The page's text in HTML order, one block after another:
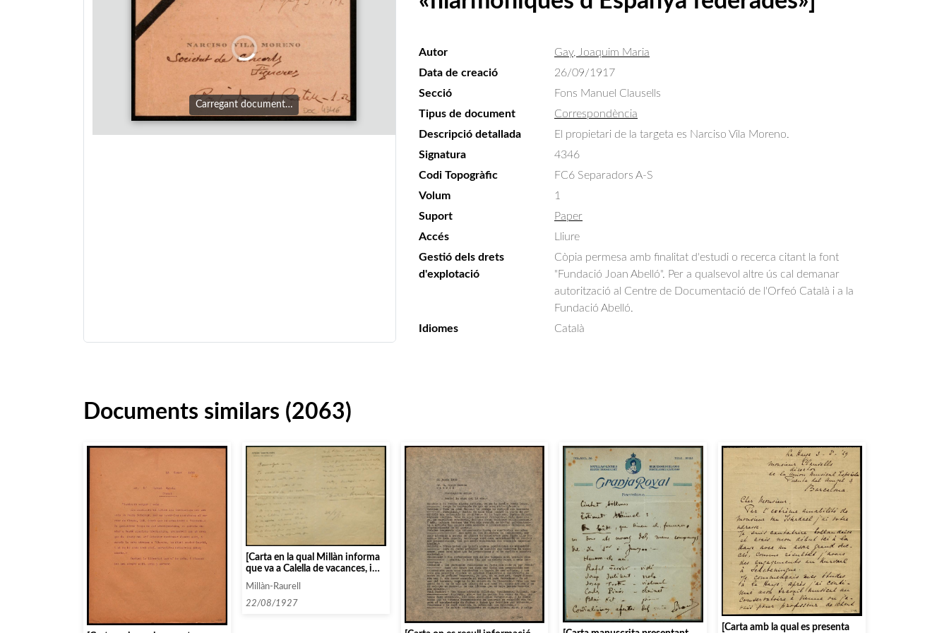
Carregant document…
Autor
Gay, Joaquim Maria
Data de creació
26/09/1917
Secció
Fons Manuel Clausells
Tipus de document
Correspondència
Descripció detallada
El propietari de la targeta es Narciso Vila Moreno.
Signatura
4346
Codi Topogràfic
FC6 Separadors A-S
Volum
1
Suport
Paper
Accés
Lliure
Gestió dels drets
d'explotació
Còpia permesa amb finalitat d'estudi o recerca citant la font
"Fundació Joan Abelló". Per a qualsevol altre ús cal demanar
autorització al Centre de Documentació de l'Orfeó Català i a la
Fundació Abelló.
Idiomes
Català
Documents similars (2063)
[Carta en la qual Millàn informa
que va a Calella de vacances, i
arribar]
Millàn-Raurell
22/08/1927
[Carta amb la qual es presenta